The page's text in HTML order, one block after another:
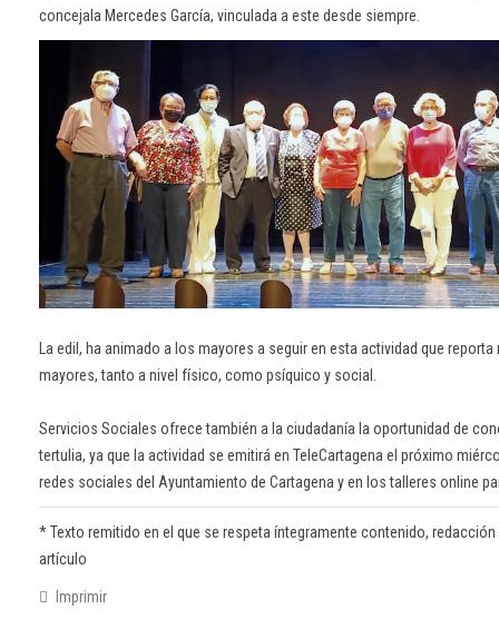
concejala Mercedes García, vinculada a este desde siempre.
La edil, ha animado a los mayores a seguir en esta actividad que
mayores, tanto a nivel físico, como psíquico y social.
Servicios Sociales ofrece también a la ciudadanía la oportunidad de
tertulia, ya que la actividad se emitirá en TeleCartagena el próximo
redes sociales del Ayuntamiento de Cartagena y en los talleres online
* Texto remitido en el que se respeta íntegramente contenido,
artículo
Imprimir